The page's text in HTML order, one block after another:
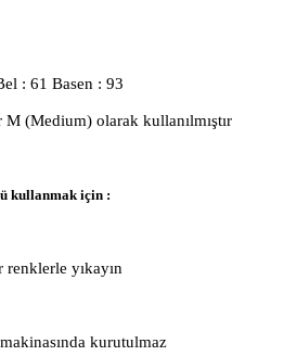
: 61 Basen : 93
(Medium) olarak kullanılmıştır
kullanmak için :
yıkayın
kurutulmaz